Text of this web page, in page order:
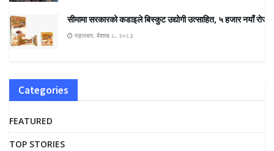
सीमामा सरकारको कडाइले बिस्कुट उद्योगी उत्साहित, ५ हजार नयाँ
मङ्लबार, बैशाख ८, २०८३
Categories
FEATURED
TOP STORIES